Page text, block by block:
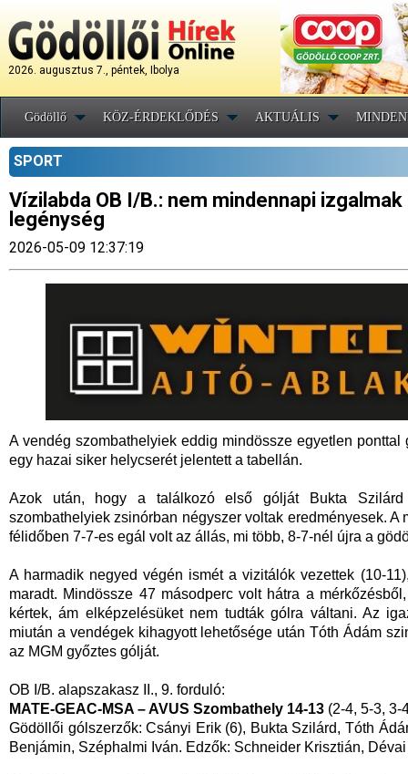
2026. augusztus 7., péntek, Ibolya
Gödöllő KÖZ-ÉRDEKLŐDÉS AKTUÁLIS
SPORT
Vízilabda OB I/B.: nem mindennapi
legénység
2026-05-09 12:37:19
A vendég szombathelyiek eddig mindössze egyetlen
egy hazai siker helycserét jelentett a tabellán.
Azok után, hogy a találkozó első gólját Bukta Szilárd
szombathelyiek zsinórban négyszer voltak eredményesek.
félidőben 7-7-es egál volt az állás, mi több, 8-7-nél újra a
A harmadik negyed végén ismét a vizitálók vezettek (10-
maradt. Mindössze 47 másodperc volt hátra a
kértek, ám elképzelésüket nem tudták gólra váltani. Az
miután a vendégek kihagyott lehetősége után Tóth Ádám
az MGM győztes gólját.
OB I/B. alapszakasz II., 9. forduló:
MATE-GEAC-MSA – AVUS Szombathely 14-13 (2-4, 5-3, 3-
Gödöllői gólszerzők: Csányi Erik (6), Bukta Szilárd, Tóth
Benjámin, Széphalmi Iván. Edzők: Schneider Krisztián,